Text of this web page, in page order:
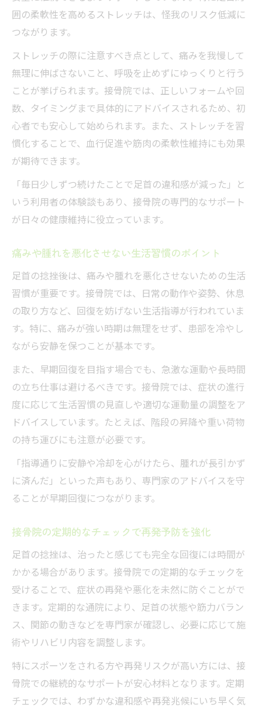
囲の柔軟性を高めるストレッチは、怪我のリスク低減に
つながります。
ストレッチの際に注意すべき点として、痛みを我慢して
無理に伸ばさないこと、呼吸を止めずにゆっくりと行う
ことが挙げられます。接骨院では、正しいフォームや回
数、タイミングまで具体的にアドバイスされるため、初
心者でも安心して始められます。また、ストレッチを習
慣化することで、血行促進や筋肉の柔軟性維持にも効果
が期待できます。
「毎日少しずつ続けたことで足首の違和感が減った」と
いう利用者の体験談もあり、接骨院の専門的なサポート
が日々の健康維持に役立っています。
痛みや腫れを悪化させない生活習慣のポイント
足首の捻挫後は、痛みや腫れを悪化させないための生活
習慣が重要です。接骨院では、日常の動作や姿勢、休息
の取り方など、回復を妨げない生活指導が行われていま
す。特に、痛みが強い時期は無理をせず、患部を冷やし
ながら安静を保つことが基本です。
また、早期回復を目指す場合でも、急激な運動や長時間
の立ち仕事は避けるべきです。接骨院では、症状の進行
度に応じて生活習慣の見直しや適切な運動量の調整をア
ドバイスしています。たとえば、階段の昇降や重い荷物
の持ち運びにも注意が必要です。
「指導通りに安静や冷却を心がけたら、腫れが長引かず
に済んだ」といった声もあり、専門家のアドバイスを守
ることが早期回復につながります。
接骨院の定期的なチェックで再発予防を強化
足首の捻挫は、治ったと感じても完全な回復には時間が
かかる場合があります。接骨院での定期的なチェックを
受けることで、症状の再発や悪化を未然に防ぐことがで
きます。定期的な通院により、足首の状態や筋力バラン
ス、関節の動きなどを専門家が確認し、必要に応じて施
術やリハビリ内容を調整します。
特にスポーツをされる方や再発リスクが高い方には、接
骨院での継続的なサポートが安心材料となります。定期
チェックでは、わずかな違和感や再発兆候にいち早く気